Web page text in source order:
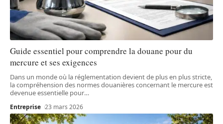
Guide essentiel pour comprendre la douane pour du
mercure et ses exigences
Dans un monde où la réglementation devient de plus en plus stricte,
la compréhension des normes douanières concernant le mercure est
devenue essentielle pour…
Entreprise 23 mars 2026